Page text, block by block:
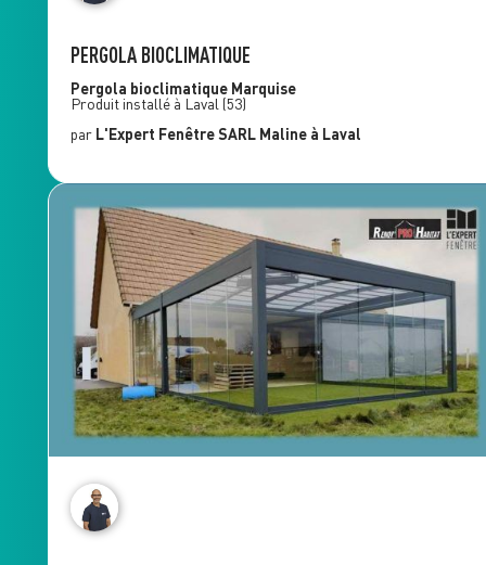
PERGOLA BIOCLIMATIQUE
Pergola bioclimatique Marquise
Produit installé à Laval (53)
par L'Expert FenêtreSARL Maline à Laval